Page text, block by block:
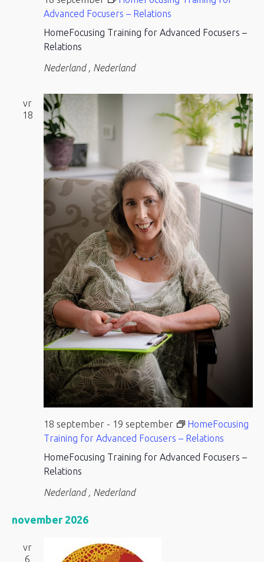
HomeFocusing Training for Advanced Focusers –
Relations
Advanced Focusers – Relations
Nederland , Nederland
vr
18
HomeFocusing Training for Advanced Focusers –
Relations
18 september- 19 september
HomeFocusing
Training for Advanced Focusers – Relations
Nederland , Nederland
november 2026
vr
6